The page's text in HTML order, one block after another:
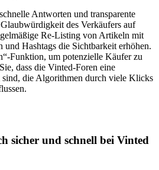
Antworten und transparente
des Verkäufers auf
Re-Listing von Artikeln mit
und Hashtags die Sichtbarkeit erhöhen.
Funktion, um potenzielle Käufer zu
dass die Vinted-Foren eine
die Algorithmen durch viele Klicks
sicher und schnell bei Vinted